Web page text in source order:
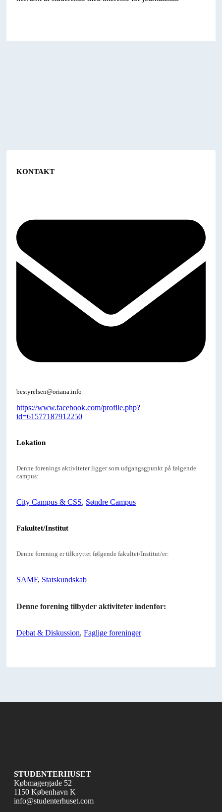
KONTAKT
bestyrelsen@oriana.info
https://www.facebook.com/profile.php?
id=61577187912250
Lokation
Denne forenings aktiviteter ligger som udgangsgpunkt på følgende
campus:
City Campus & CSS, Søndre Campus
Fakultet/Institut
Denne forening er tilknyttet følgende fakultet/Institut/er:
SAMF, Statskundskab
Denne forening tilbyder aktiviteter indenfor:
Debat & Diskussion, Faglige foreninger
STUDENTERHUSET
Købmagergade 52
1150 København K
info@studenterhuset.com